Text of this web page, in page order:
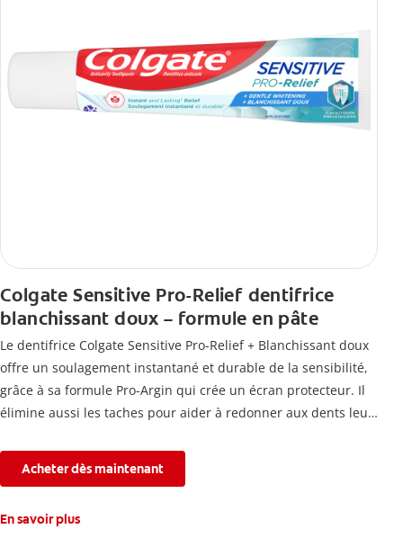
Colgate Sensitive Pro-Relief dentifrice
blanchissant doux – formule en pâte
Le dentifrice Colgate Sensitive Pro-Relief + Blanchissant doux
offre un soulagement instantané et durable de la sensibilité,
grâce à sa formule Pro-Argin qui crée un écran protecteur. Il
élimine aussi les taches pour aider à redonner aux dents leur
connaissez.
Acheter dès maintenant
En savoir plus